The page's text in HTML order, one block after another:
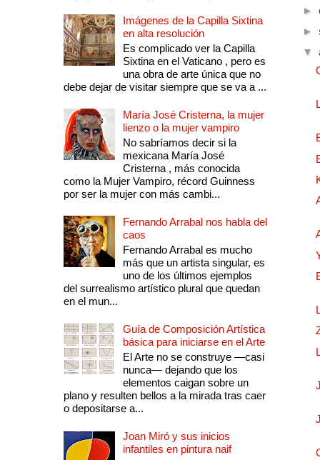
Imágenes de la Capilla Sixtina
en alta resolución
Es complicado ver la Capilla
Sixtina en el Vaticano , pero es
una obra de arte única que no
debe dejar de visitar siempre que se va a ...
María José Cristerna, la mujer
lienzo o la mujer vampiro
No sabríamos decir si la
mexicana María José
Cristerna , más conocida
como la Mujer Vampiro, récord Guinness
por ser la mujer con más cambi...
Fernando Arrabal nos habla del
caos
Fernando Arrabal es mucho
más que un artista singular, es
uno de los últimos ejemplos
del surrealismo artístico plural que quedan
en el mun...
Guía de Composición Artística
básica para iniciarse en el Arte
El Arte no se construye —casi
nunca— dejando que los
elementos caigan sobre un
plano y resulten bellos a la mirada tras caer
o depositarse a...
Joan Miró y sus inicios
infantiles en pintura naif
►
►
▼